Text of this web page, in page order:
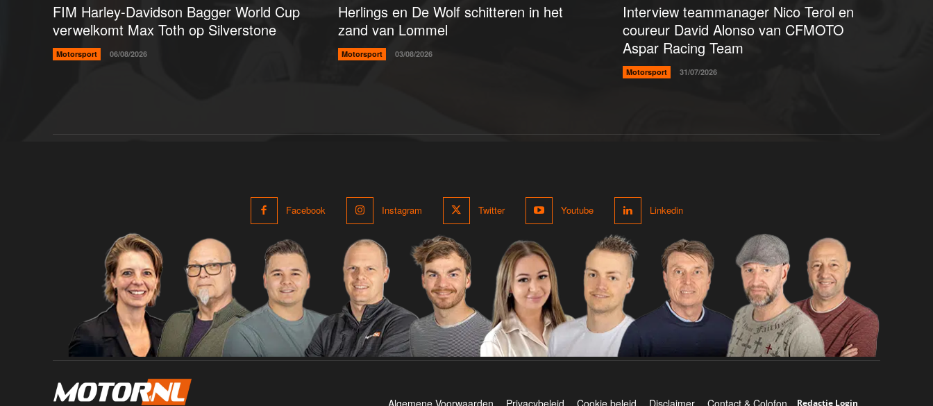
FIM Harley-Davidson Bagger World Cup
verwelkomt Max Toth op Silverstone
Motorsport 06/08/2026
Herlings en De Wolf schitteren in het
zand van Lommel
Motorsport 03/08/2026
Interview teammanager Nico Terol en
coureur David Alonso van CFMOTO
Aspar Racing Team
Motorsport 31/07/2026
Facebook Instagram Twitter Youtube Linkedin
Algemene Voorwaarden Privacybeleid Cookie beleid Disclaimer Contact & Colofon Redactie Login